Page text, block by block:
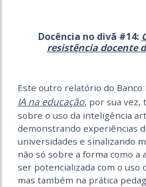
Docência no divã #14:
resistência docente
Este outro relatório do Banco
IA na educação, por sua vez,
sobre o uso da inteligência
demonstrando experiências
universidades e sinalizando
não só sobre a forma como a
ser potencializada com o uso
mas também na prática